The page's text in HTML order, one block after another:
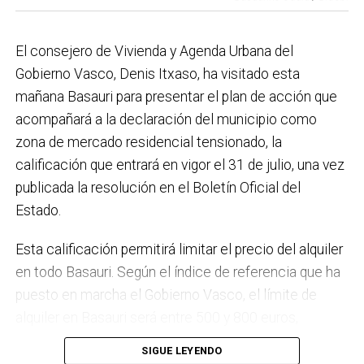
el Plan de Acción contra el Ruido y la instalación de
régimen de autoconsumo, que hacen de Basauri un
municipio más sostenible y preparado para el futuro.
En ese sentido, estamos trabajando en acciones de
clima y energía, entre las que destacan el diseño de
una red de refugios climáticos, junto con un Plan de
Actuación ante Episodios de Altas Temperaturas,
como las que recientemente hemos sufrido.
proyecto de lanueva haurreskola que se construirá en
Sarratu, junto a Arizko Ikastola, y que es una apuesta
por la educación pública y un elemento más de apoyo
el trabajo que desarrollamos en igualdad, con una
El consejero de Vivienda y Agenda Urbana del
Gobierno Vasco, Denis Itxaso, ha visitado esta
mañana Basauri para presentar el plan de acción que
acompañará a la declaración del municipio como
zona de mercado residencial tensionado, la
calificación que entrará en vigor el 31 de julio, una vez
publicada la resolución en el Boletín Oficial del
Estado.
Esta calificación permitirá limitar el precio del alquiler
en todo Basauri. Según el índice de referencia que ha
puesto en marcha el Gobierno Vasco, el límite de
dependiendo de la zona y de las características de la
SIGUE LEYENDO